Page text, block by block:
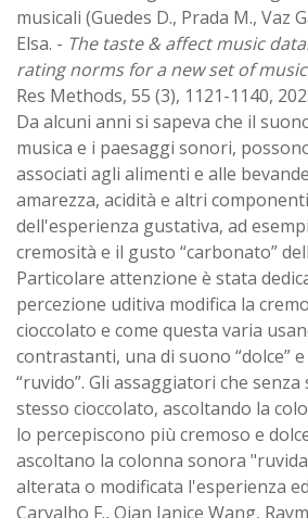
musicali (Guedes D., Prada M., Vaz
Elsa. - The taste & affect music
rating norms for a new set of
Res Methods, 55 (3), 1121-1140,
Da alcuni anni si sapeva che il
musica e i paesaggi sonori,
associati agli alimenti e alle
amarezza, acidità e altri
dell'esperienza gustativa, ad
cremosità e il gusto “carbonato”
Particolare attenzione è stata
percezione uditiva modifica la
cioccolato e come questa varia
contrastanti, una di suono “dolce”
“ruvido”. Gli assaggiatori che
stesso cioccolato, ascoltando la
lo percepiscono più cremoso e
ascoltano la colonna sonora
alterata o modificata l'esperienza
Carvalho F., Qian Janice Wang,